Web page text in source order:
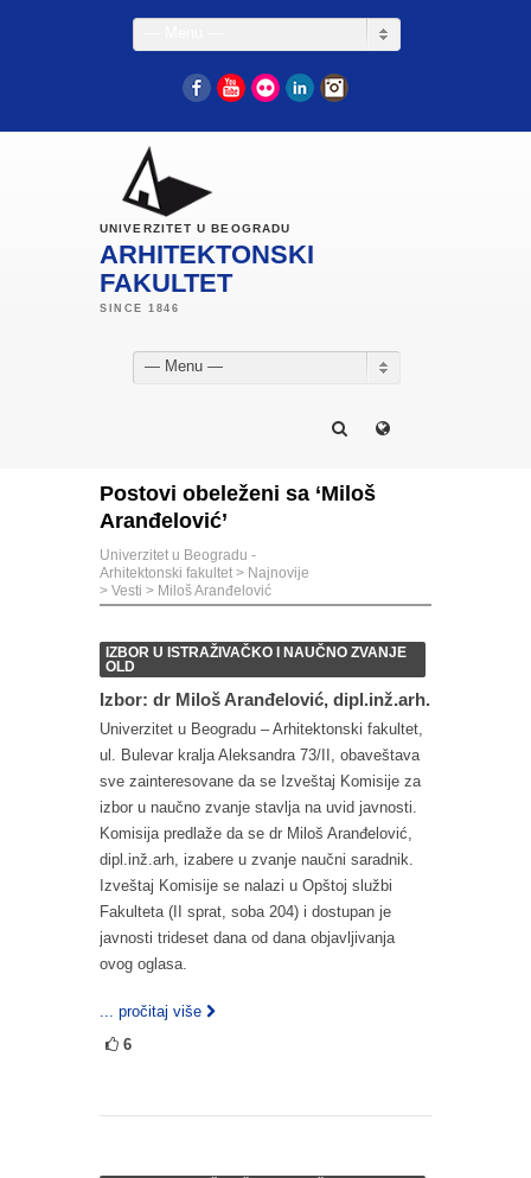
FacebookYouTube
Flickr LinkedIn
UNIVERZITET U BEOGRADU
ARHITEKTONSKI
FAKULTET
— Menu —
Postovi obeleženi sa ‘Miloš
Aranđelović’
Univerzitet u Beogradu -
Arhitektonski fakultet > Najnovije
> Vesti > Miloš Aranđelović
IZBOR U ISTRAŽIVAČKO I NAUČNO ZVANJE
OLD
Izbor: dr Miloš Aranđelović, dipl.inž.arh.
Univerzitet u Beogradu – Arhitektonski fakultet,
ul. Bulevar kralja Aleksandra 73/II, obaveštava
sve zainteresovane da se Izveštaj Komisije za
izbor u naučno zvanje stavlja na uvid javnosti.
Komisija predlaže da se dr Miloš Aranđelović,
dipl.inž.arh, izabere u zvanje naučni saradnik.
Izveštaj Komisije se nalazi u Opštoj službi
Fakulteta (II sprat, soba 204) i dostupan je
javnosti trideset dana od dana objavljivanja
ovog oglasa.
... pročitaj više
6